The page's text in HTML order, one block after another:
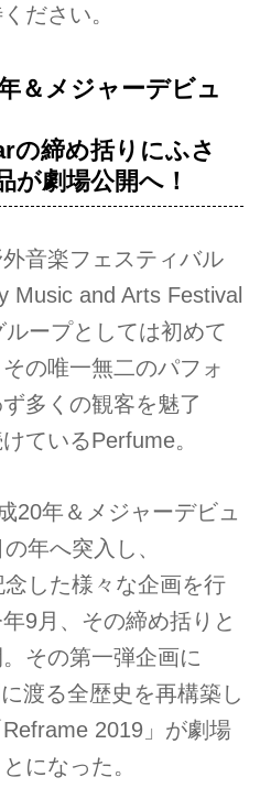
ださい。
＆メジャーデビュ
の締め括りにふさ
が劇場公開へ！
音楽フェスティバル
Music and Arts Festival
ープとしては初めて
の唯一無二のパフォ
多くの観客を魅了
ているPerfume。
20年＆メジャーデビュ
年へ突入し、
した様々な企画を行
9月、その締め括りと
その第一弾企画に
渡る全歴史を再構築し
2019」が劇場
になった。